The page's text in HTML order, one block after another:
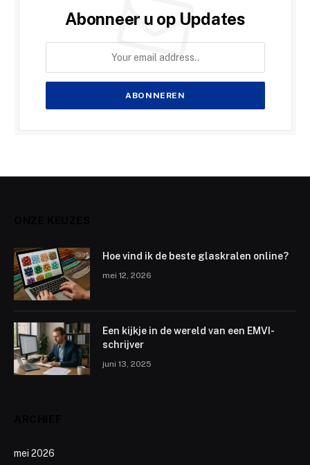
Abonneer u op Updates
Hoe vind ik de beste glaskralen online?
mei 12, 2026
Een kijkje in de wereld van een EMVI-
schrijver
juni 13, 2025
mei 2026